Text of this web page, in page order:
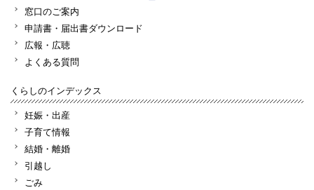
窓口のご案内
申請書・届出書ダウンロード
広報・広聴
よくある質問
くらしのインデックス
妊娠・出産
子育て情報
結婚・離婚
引越し
ごみ